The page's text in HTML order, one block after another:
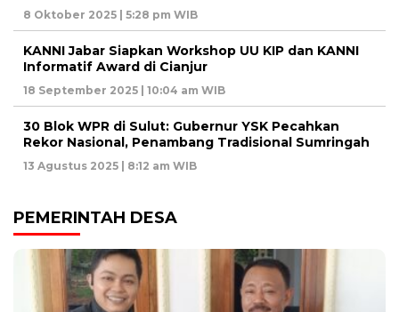
8 Oktober 2025 | 5:28 pm WIB
KANNI Jabar Siapkan Workshop UU KIP dan KANNI
Informatif Award di Cianjur
18 September 2025 | 10:04 am WIB
30 Blok WPR di Sulut: Gubernur YSK Pecahkan
Rekor Nasional, Penambang Tradisional Sumringah
13 Agustus 2025 | 8:12 am WIB
PEMERINTAH DESA